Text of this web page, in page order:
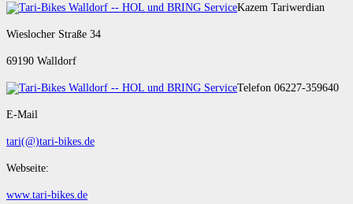
Kazem Tariwerdian
Wieslocher Straße 34
69190 Walldorf
Telefon 06227-359640
E-Mail
tari(@)tari-bikes.de
Webseite:
www.tari-bikes.de